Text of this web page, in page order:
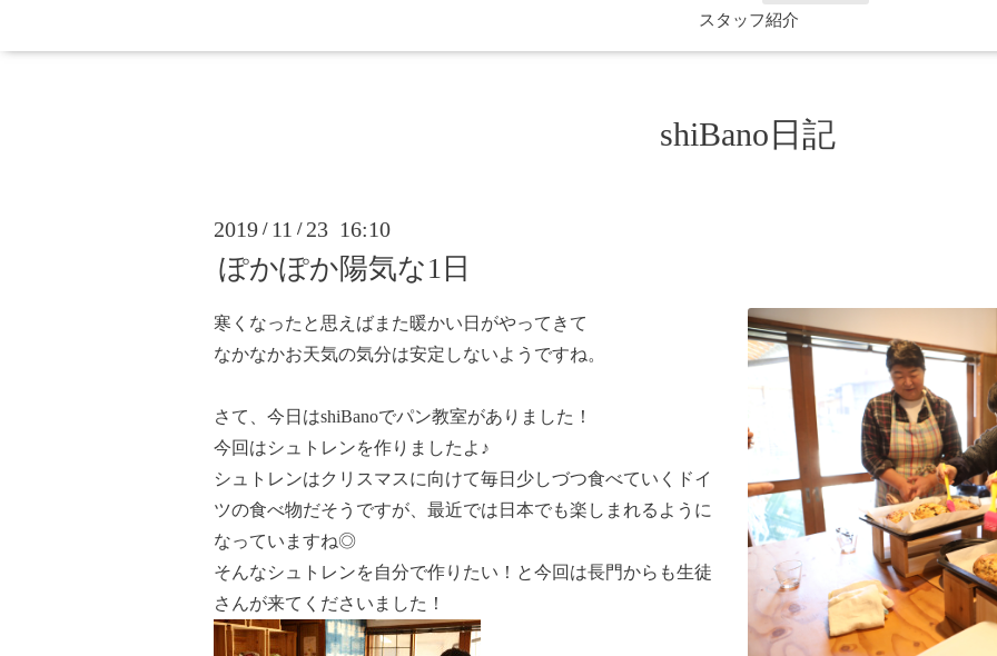
スタッフ紹介
shiBano日記
2019 / 11 / 23 16:10
ぽかぽか陽気な1日
寒くなったと思えばまた暖かい日がやってきて
なかなかお天気の気分は安定しないようですね。
さて、今日はshiBanoでパン教室がありました！
今回はシュトレンを作りましたよ♪
シュトレンはクリスマスに向けて毎日少しづつ食べていくドイ
ツの食べ物だそうですが、最近では日本でも楽しまれるように
なっていますね◎
そんなシュトレンを自分で作りたい！と今回は長門からも生徒
さんが来てくださいました！